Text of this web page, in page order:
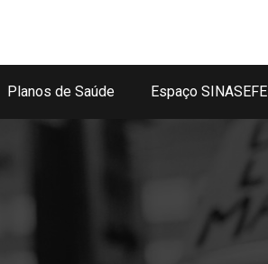
Planos de Saúde Espaço SINASEFE